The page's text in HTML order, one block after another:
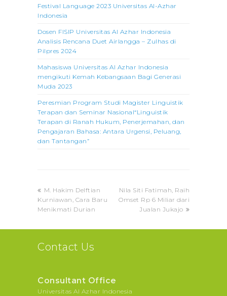
Festival Language 2023 Universitas Al-Azhar
Indonesia
Dosen FISIP Universitas Al Azhar Indonesia
Analisis Rencana Duet Airlangga – Zulhas di
Pilpres 2024
Mahasiswa Universitas Al Azhar Indonesia
mengikuti Kemah Kebangsaan Bagi Generasi
Muda 2023
Peresmian Program Studi Magister Linguistik
Terapan dan Seminar Nasional“Linguistik
Terapan di Ranah Hukum, Penerjemahan, dan
Pengajaran Bahasa: Antara Urgensi, Peluang,
dan Tantangan”
previous
post:
M. Hakim Delftian
Kurniawan, Cara Baru
Menikmati Durian
next
post:
Nila Siti Fatimah, Raih
Omset Rp 6 Miliar dari
Jualan Jukajo
Contact Us
Consultant Office
Universitas Al Azhar Indonesia